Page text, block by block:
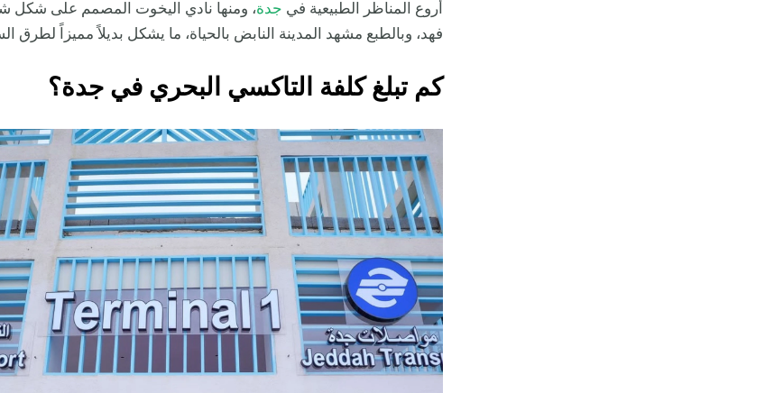
أروع المناظر الطبيعية في جدة، ومنها نادي اليخوت المصمم على شكل
فهد، وبالطبع مشهد المدينة النابض بالحياة، ما يشكل بديلاً مميزاً لطرق
كم تبلغ كلفة التاكسي البحري في جدة؟